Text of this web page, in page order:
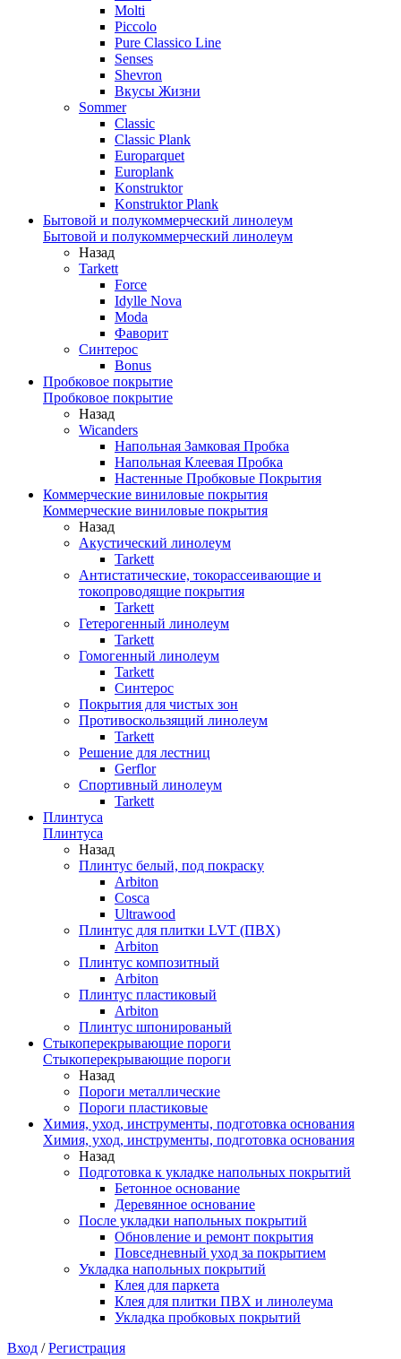
Molti
Piccolo
Pure Classico Line
Senses
Shevron
Вкусы Жизни
Sommer
Classic
Classic Plank
Europarquet
Europlank
Konstruktor
Konstruktor Plank
Бытовой и полукоммерческий линолеум
Бытовой и полукоммерческий линолеум
Назад
Tarkett
Force
Idylle Nova
Moda
Фаворит
Синтерос
Bonus
Пробковое покрытие
Пробковое покрытие
Назад
Wicanders
Напольная Замковая Пробка
Напольная Клеевая Пробка
Настенные Пробковые Покрытия
Коммерческие виниловые покрытия
Коммерческие виниловые покрытия
Назад
Акустический линолеум
Tarkett
Антистатические, токорассеивающие и
токопроводящие покрытия
Tarkett
Гетерогенный линолеум
Tarkett
Гомогенный линолеум
Tarkett
Синтерос
Покрытия для чистых зон
Противоскользящий линолеум
Tarkett
Решение для лестниц
Gerflor
Спортивный линолеум
Tarkett
Плинтуса
Плинтуса
Назад
Плинтус белый, под покраску
Arbiton
Cosca
Ultrawood
Плинтус для плитки LVT (ПВХ)
Arbiton
Плинтус композитный
Arbiton
Плинтус пластиковый
Arbiton
Плинтус шпонированый
Стыкоперекрывающие пороги
Стыкоперекрывающие пороги
Назад
Пороги металлические
Пороги пластиковые
Химия, уход, инструменты, подготовка основания
Химия, уход, инструменты, подготовка основания
Назад
Подготовка к укладке напольных покрытий
Бетонное основание
Деревянное основание
После укладки напольных покрытий
Обновление и ремонт покрытия
Повседневный уход за покрытием
Укладка напольных покрытий
Клея для паркета
Клея для плитки ПВХ и линолеума
Укладка пробковых покрытий
Вход /Регистрация